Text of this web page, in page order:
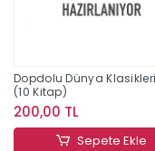
Dopdolu Dünya Klasikleri
(10 Kitap)
200,00 TL
Sepete Ekle